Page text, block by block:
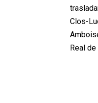
Clos-
Real